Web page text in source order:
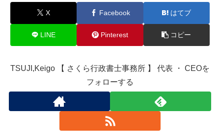
X Facebook はてブ
LINE Pinterest コピー
TSUJI,Keigo 【 さくら行政書士事務所 】 代表 ・ CEOを
フォローする